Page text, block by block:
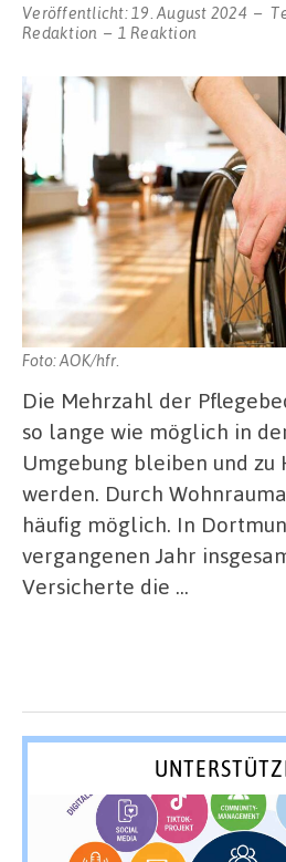
Veröffentlicht: 19. August 2024
Redaktion
1 Reaktion
Foto: AOK/hfr.
Die Mehrzahl der
so lange wie möglich in
Umgebung bleiben und zu
werden. Durch
häufig möglich. In
vergangenen Jahr
Versicherte die …